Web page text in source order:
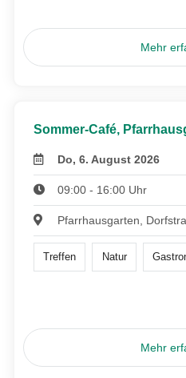
Mehr
Sommer-Café,
Do, 6. August 2026
09:00 - 16:00 Uhr
Pfarrhausgarten,
Treffen Natur
Mehr